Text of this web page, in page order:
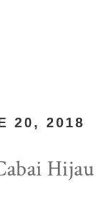
20, 2018
Hijau